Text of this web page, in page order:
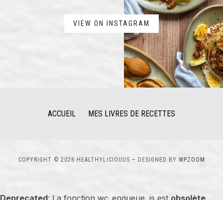
VIEW ON INSTAGRAM
ACCUEIL MES LIVRES DE RECETTES
COPYRIGHT © 2026 HEALTHYLICIOUUS — DESIGNED BY WPZOOM
Deprecated: La fonction wc_enqueue_js est obsolète